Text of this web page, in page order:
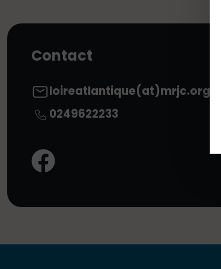
Contact
loireatlantique(at)mrjc.org
0249622233
Facebook: